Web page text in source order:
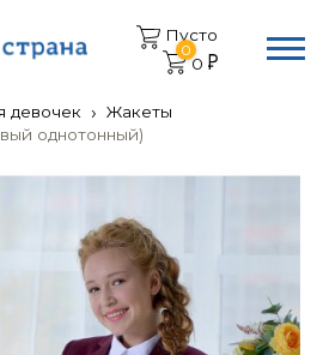
Пусто
0
0
девочек
Жакеты
однотонный)